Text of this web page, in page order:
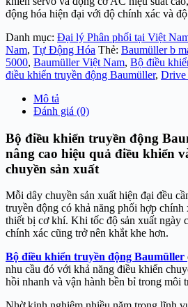
động hóa hiện đại với độ chính xác và
Danh mục: Đại lý Phân phối tại Việt
Nam, Tự Động Hóa Thẻ: Baumüller b
5000, Baumüller Việt Nam, Bộ điều
điều khiển truyền động Baumüller, Drive
Mô tả
Đánh giá (0)
Bộ điều khiển truyền động
nâng cao hiệu quả điều khiển
chuyền sản xuất
Mỗi dây chuyền sản xuất hiện đại đều
truyền động có khả năng phối hợp chính
thiết bị cơ khí. Khi tốc độ sản xuất ngày
chính xác cũng trở nên khắt khe hơn.
Bộ điều khiển truyền động Baumüller
nhu cầu đó với khả năng điều khiển
hồi nhanh và vận hành bền bỉ trong môi